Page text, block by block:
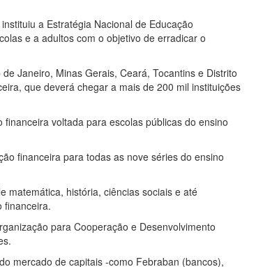
a Estratégia Nacional de Educação
e a adultos com o objetivo de erradicar o
Janeiro, Minas Gerais, Ceará, Tocantins e Distrito
que deverá chegar a mais de 200 mil instituições
voltada para escolas públicas do ensino
financeira para todas as nove séries do ensino
matemática, história, ciências sociais e até
financeira.
para Cooperação e Desenvolvimento
mercado de capitais -como Febraban (bancos),